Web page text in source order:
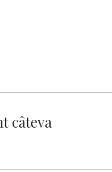
câteva